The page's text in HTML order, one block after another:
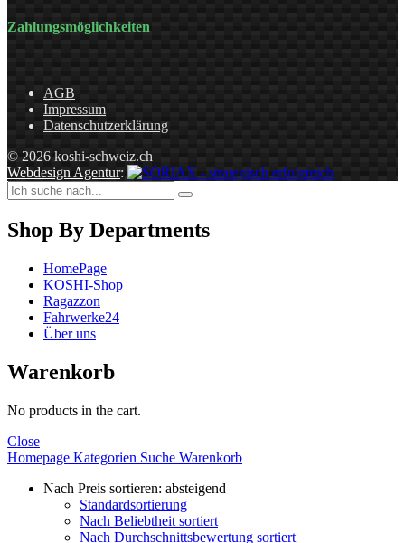
Zahlungsmöglichkeiten
AGB
Impressum
Datenschutzerklärung
© 2026 koshi-schweiz.ch
Webdesign Agentur:
Shop By Departments
HomePage
KOSHI-Shop
Ragazzon
Fahrwerke24
Über uns
Warenkorb
No products in the cart.
Close
Homepage Kategorien Suche Warenkorb
Nach Preis sortieren: absteigend
Standardsortierung
Nach Beliebtheit sortiert
Nach Durchschnittsbewertung sortiert